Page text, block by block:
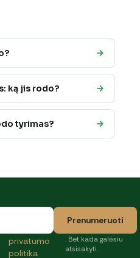
ką jis rodo?
tyrimas?
Prenumeruoti
privatumo
politika
. Bet kada galėsiu
atsisakyti.